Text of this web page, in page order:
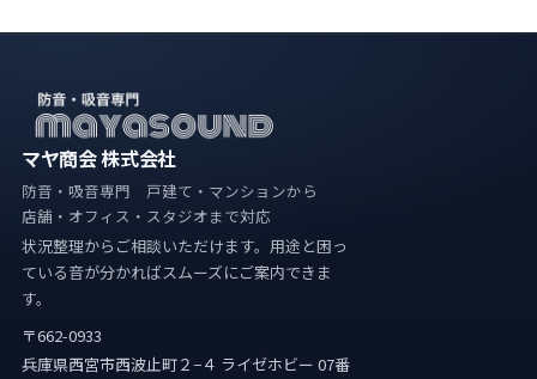
マヤ商会 株式会社
防音・吸音専門 戸建て・マンションから
店舗・オフィス・スタジオまで対応
状況整理からご相談いただけます。用途と困っ
ている音が分かればスムーズにご案内できま
す。
〒662-0933
兵庫県西宮市西波止町２−４ ライゼホビー 07番